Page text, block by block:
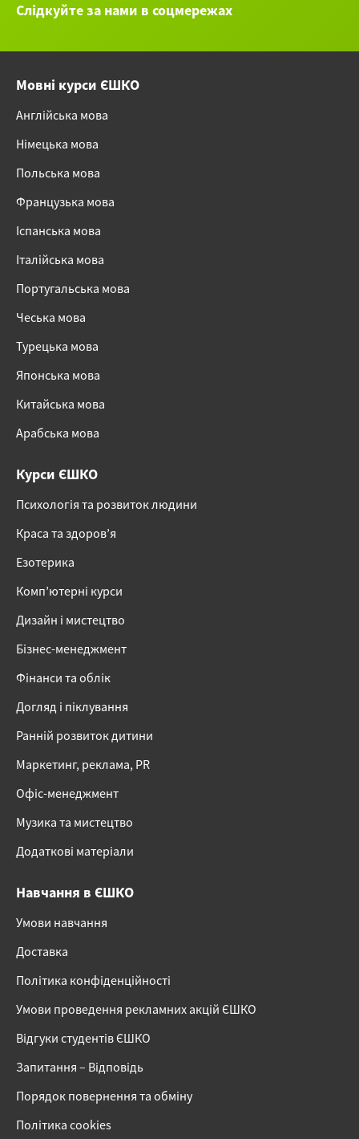
Слідкуйте за нами в соцмережах
Мовні курси ЄШКО
Англійська мова
Німецька мова
Польська мова
Французька мова
Іспанська мова
Італійська мова
Португальська мова
Чеська мова
Турецька мова
Японська мова
Китайська мова
Арабська мова
Курси ЄШКО
Психологія та розвиток людини
Краса та здоров’я
Езотерика
Комп’ютерні курси
Дизайн і мистецтво
Бізнес-менеджмент
Фінанси та облік
Догляд і піклування
Ранній розвиток дитини
Маркетинг, реклама, PR
Офіс-менеджмент
Музика та мистецтво
Додаткові матеріали
Навчання в ЄШКО
Умови навчання
Доставка
Політика конфіденційності
Умови проведення рекламних акцій ЄШКО
Відгуки студентів ЄШКО
Запитання – Відповідь
Порядок повернення та обміну
Політика cookies